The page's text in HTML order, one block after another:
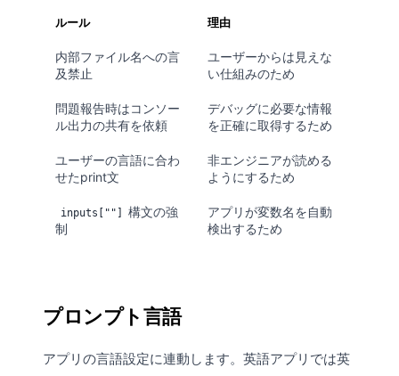
ルール 理由
内部ファイル名への言
及禁止
ユーザーからは見えな
い仕組みのため
問題報告時はコンソー
ル出力の共有を依頼
デバッグに必要な情報
を正確に取得するため
ユーザーの言語に合わ
せたprint文
非エンジニアが読める
ようにするため
inputs[""]
構文の強
制
アプリが変数名を自動
検出するため
プロンプト言語
アプリの言語設定に連動します。英語アプリでは英